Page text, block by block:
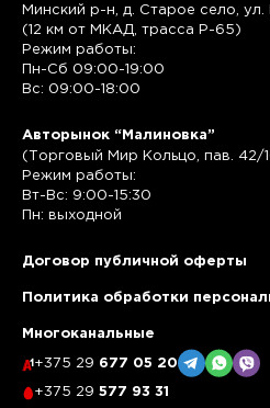
Минский р-н, д. Старое село, ул.
(12 км от МКАД, трасса P-65)
Режим работы:
Пн-Сб 09:00-19:00
Вс: 09:00-18:00
Авторынок “Малиновка”
(Торговый Мир Кольцо, пав. 42/
Режим работы:
Вт-Вс: 9:00-15:30
Пн: выходной
Договор публичной оферты
Политика обработки
Многоканальные
+375 29 677 05 20
+375 29 577 93 31